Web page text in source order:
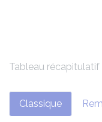
Tableau
Classique